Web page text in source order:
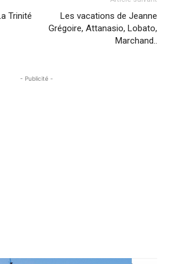
Trinité
Les vacations de Jeanne
Grégoire, Attanasio, Lobato,
Marchand..
- Publicité -